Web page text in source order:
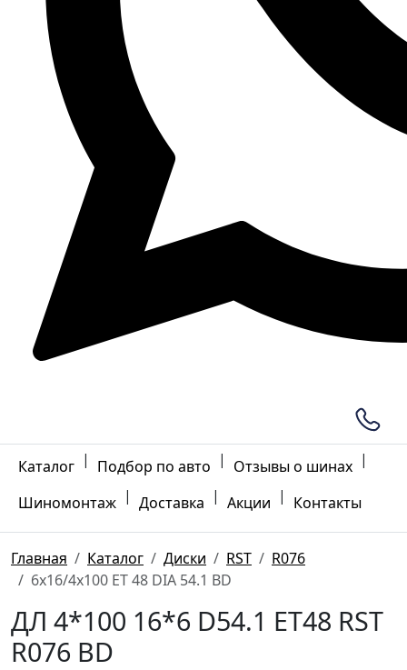
Каталог | Подбор по авто | Отзывы о шинах |
Шиномонтаж | Доставка | Акции | Контакты
Главная Каталог Диски RST
R076
6x16/4x100 ET 48 DIA 54.1 BD
ДЛ 4*100 16*6 D54.1 ET48 RST
R076 BD